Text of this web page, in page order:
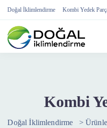
Doğal İklimlendirme Kombi Yedek
Kombi
Doğal İklimlendirme >